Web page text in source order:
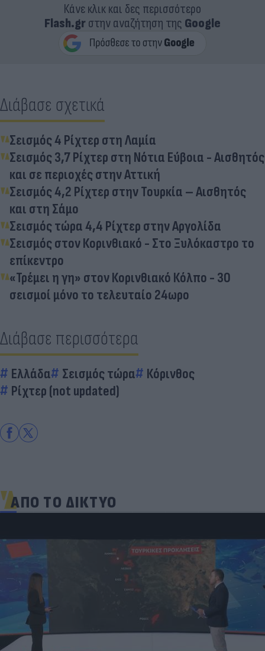
Κάνε κλικ και δες περισσότερο
Flash.grστην αναζήτηση της Google
Διάβασε σχετικά
Σεισμός 4 Ρίχτερ στη Λαμία
Σεισμός 3,7 Ρίχτερ στη Νότια Εύβοια - Αισθητός
και σε περιοχές στην Αττική
Σεισμός 4,2 Ρίχτερ στην Τουρκία – Αισθητός
και στη Σάμο
Σεισμός τώρα 4,4 Ρίχτερ στην Αργολίδα
Σεισμός στον Κορινθιακό - Στο Ξυλόκαστρο το
επίκεντρο
«Τρέμει η γη» στον Κορινθιακό Κόλπο - 30
σεισμοί μόνο το τελευταίο 24ωρο
Διάβασε περισσότερα
Ελλάδα Σεισμός τώρα
Κόρινθος
Ρίχτερ (not updated)
ΑΠΟ ΤΟ ΔΙΚΤΥΟ